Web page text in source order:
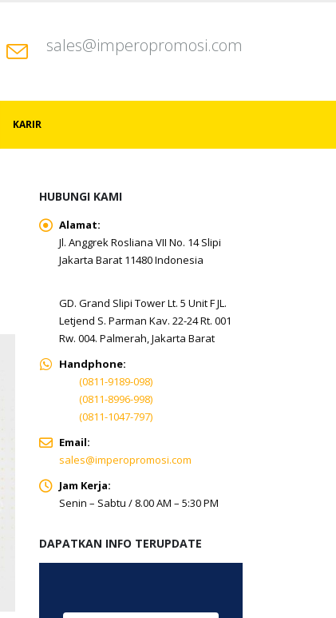
sales@imperopromosi.com
KARIR
HUBUNGI KAMI
Alamat:
Jl. Anggrek Rosliana VII No. 14 Slipi
Jakarta Barat 11480 Indonesia
GD. Grand Slipi Tower Lt. 5 Unit F JL.
Letjend S. Parman Kav. 22-24 Rt. 001
Rw. 004. Palmerah, Jakarta Barat
Handphone:
(0811-9189-098)
(0811-8996-998)
(0811-1047-797)
Email:
sales@imperopromosi.com
Jam Kerja:
Senin – Sabtu / 8.00 AM – 5:30 PM
DAPATKAN INFO TERUPDATE